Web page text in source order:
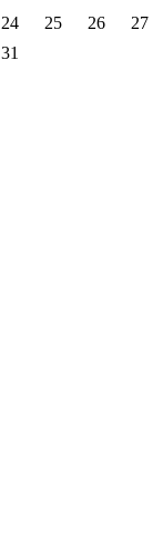
24
25 26 27
31